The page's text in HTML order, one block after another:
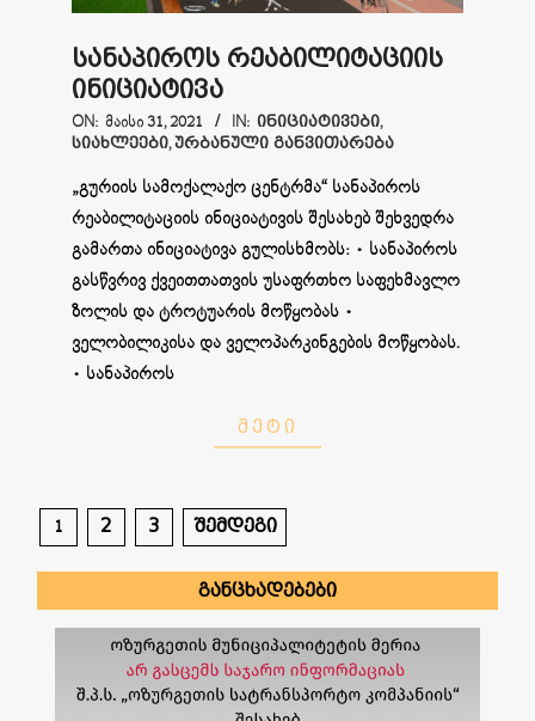
სანაპიროს რეაბილიტაციის
ინიციატივა
2021-
05-
31
ON: ᲛᲐᲘᲡᲘ 31, 2021 IN: ᲘᲜᲘᲪᲘᲐᲢᲘᲕᲔᲑᲘ,
ᲡᲘᲐᲮᲚᲔᲔᲑᲘ,ᲣᲠᲑᲐᲜᲣᲚᲘ ᲒᲐᲜᲕᲘᲗᲐᲠᲔᲑᲐ
„გურიის სამოქალაქო ცენტრმა“ სანაპიროს
რეაბილიტაციის ინიციატივის შესახებ შეხვედრა
გამართა ინიციატივა გულისხმობს: • სანაპიროს
გასწვრივ ქვეითთათვის უსაფრთხო საფეხმავლო
ზოლის და ტროტუარის მოწყობას •
ველობილიკისა და ველოპარკინგების მოწყობას.
• სანაპიროს
ᲛᲔᲢᲘ
ჩანაწერების
გვერდებათ
დაშლა
1 2 3 შემდეგი
ᲒᲐᲜᲪᲮᲐᲓᲔᲑᲔᲑᲘ